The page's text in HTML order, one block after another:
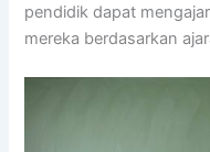
pendidik dapat
mereka berdasarkan